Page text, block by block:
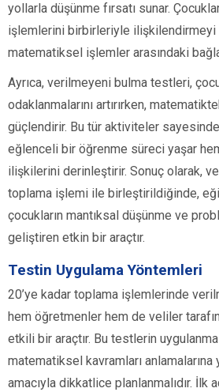
yollarla düşünme fırsatı sunar.
işlemlerini birbirleriyle ilişkilendirmeyi
matematiksel işlemler arasındaki
Ayrıca, verilmeyeni bulma testleri,
odaklanmalarını artırırken,
güçlendirir. Bu tür aktiviteler
eğlenceli bir öğrenme süreci yaşar
ilişkilerini derinleştirir. Sonuç olarak,
toplama işlemi ile birleştirildiğinde,
çocukların mantıksal düşünme ve
geliştiren etkin bir araçtır.
Testin Uygulama Yöntemleri
20’ye kadar toplama işlemlerinde
hem öğretmenler hem de veliler
etkili bir araçtır. Bu testlerin
matematiksel kavramları anlamalarına
amacıyla dikkatlice planlanmalıdır. İlk